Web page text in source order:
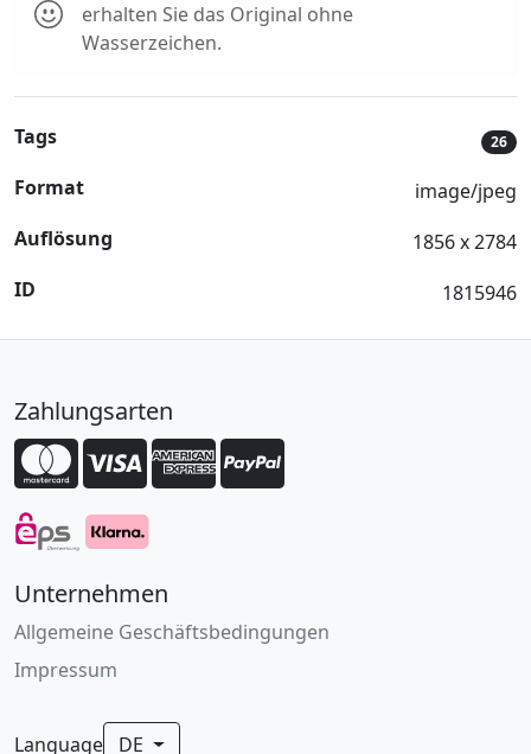
erhalten Sie das Original ohne
Wasserzeichen.
Tags 26
Format
image/jpeg
Auflösung
1856 x 2784
ID
1815946
Zahlungsarten
Unternehmen
Allgemeine Geschäftsbedingungen
Impressum
Language DE